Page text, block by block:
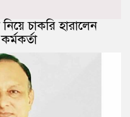
চাকরি হারালেন